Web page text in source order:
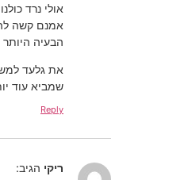
אולי נרד
אמנם קשה
הבעיה
את גלעד
שמביא עוד
Reply
ריקי הגיב: